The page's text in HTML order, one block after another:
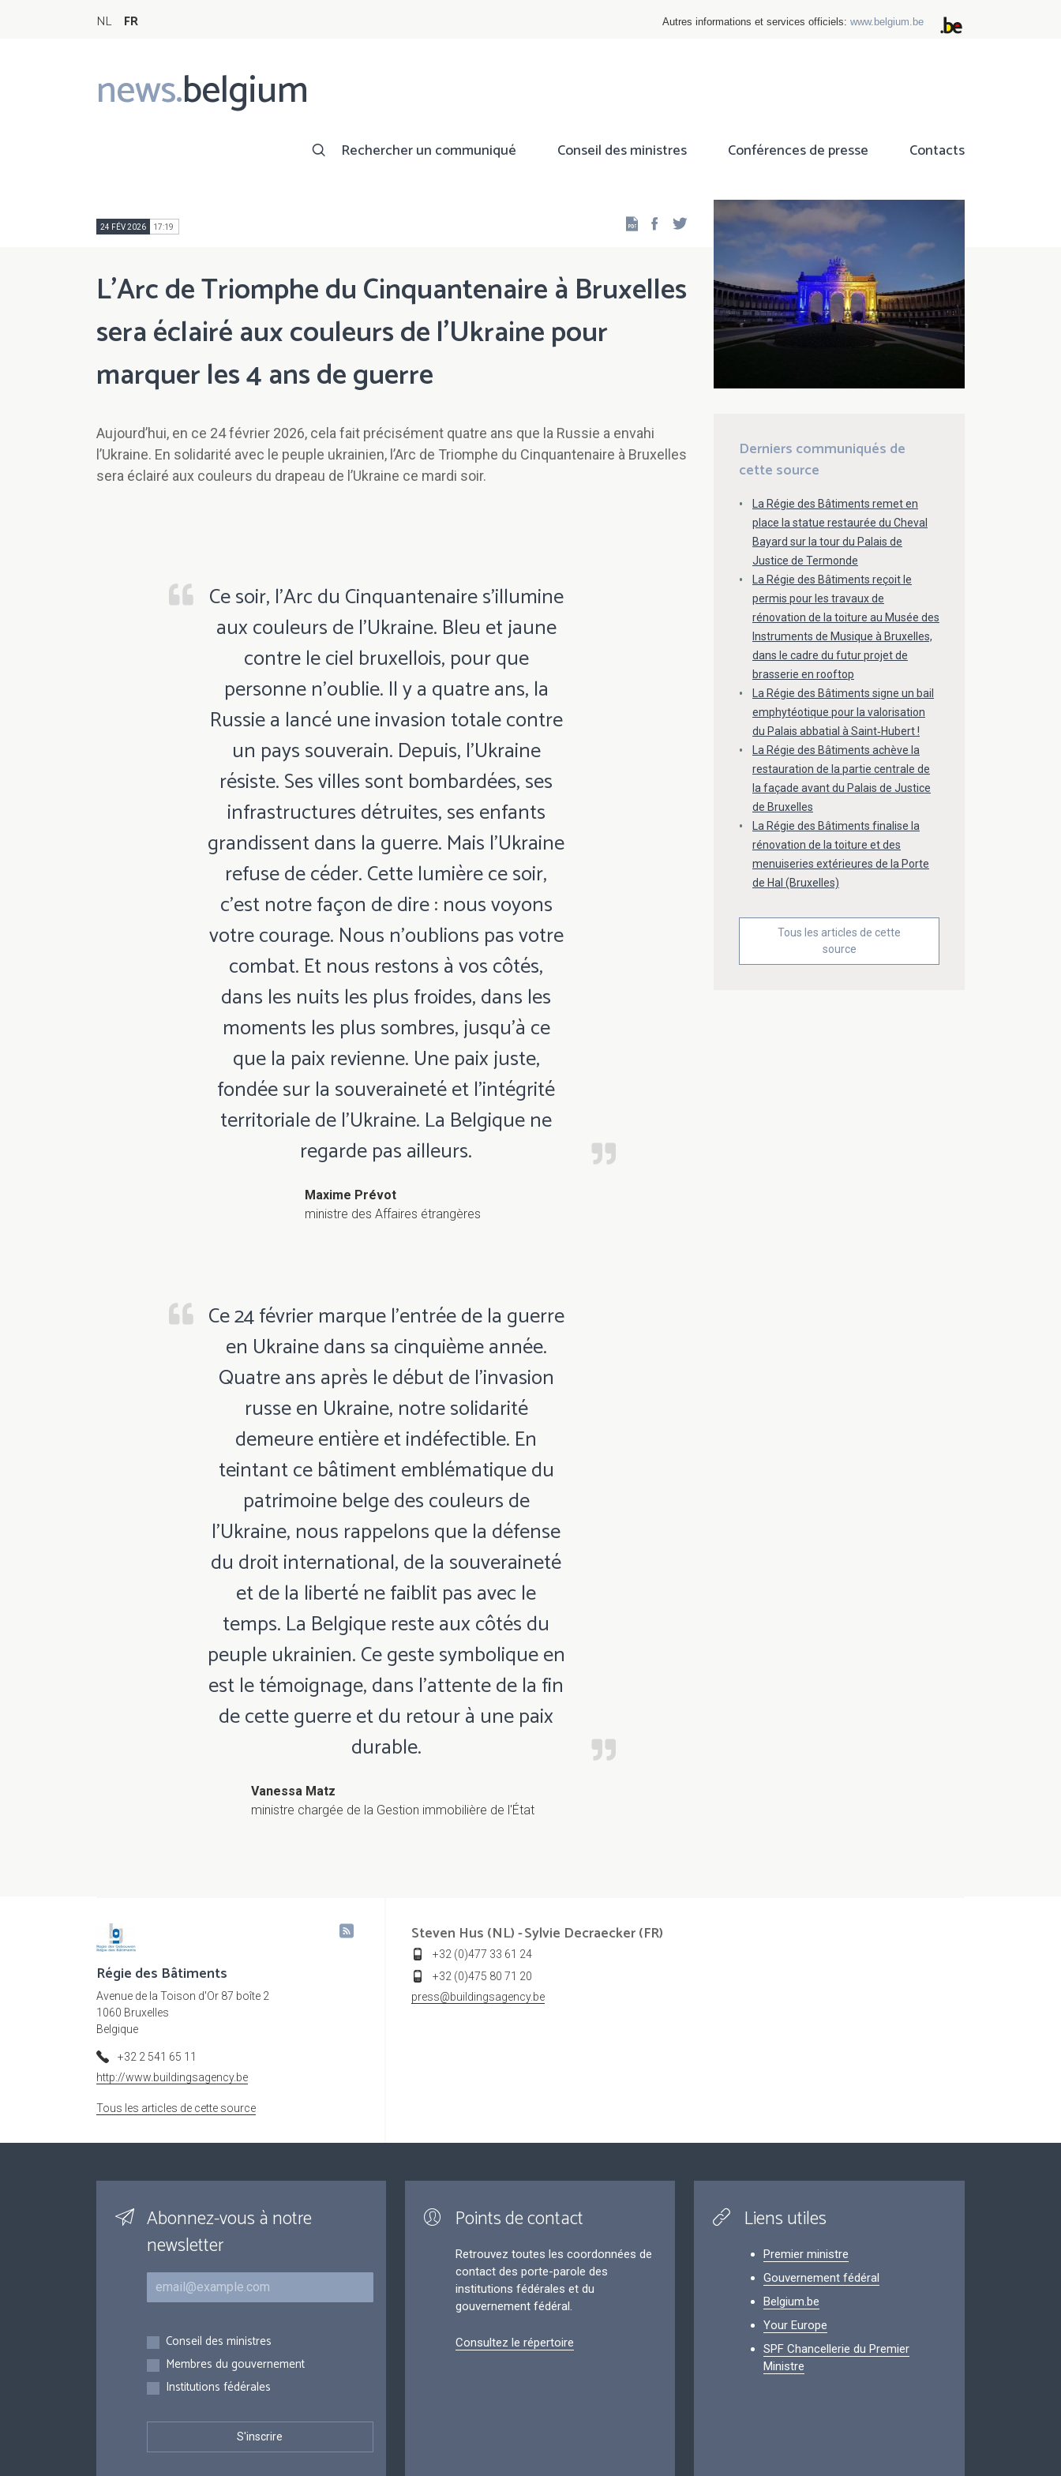
NL FR Autres informations et services officiels: www.belgium.be
news.belgium
Main
navigation
Rechercher un communiqué Conseil des ministres Conférences de presse Contacts
24 FÉV 2026 17:19 Facebook
Twitter
L’Arc de Triomphe du Cinquantenaire à Bruxelles
sera éclairé aux couleurs de l’Ukraine pour
marquer les 4 ans de guerre
Aujourd’hui, en ce 24 février 2026, cela fait précisément quatre ans que la Russie a envahi
l’Ukraine. En solidarité avec le peuple ukrainien, l’Arc de Triomphe du Cinquantenaire à Bruxelles
sera éclairé aux couleurs du drapeau de l’Ukraine ce mardi soir.
Ce soir, l'Arc du Cinquantenaire s'illumine
aux couleurs de l'Ukraine. Bleu et jaune
contre le ciel bruxellois, pour que
personne n'oublie. Il y a quatre ans, la
Russie a lancé une invasion totale contre
un pays souverain. Depuis, l'Ukraine
résiste. Ses villes sont bombardées, ses
infrastructures détruites, ses enfants
grandissent dans la guerre. Mais l'Ukraine
refuse de céder. Cette lumière ce soir,
c'est notre façon de dire : nous voyons
votre courage. Nous n'oublions pas votre
combat. Et nous restons à vos côtés,
dans les nuits les plus froides, dans les
moments les plus sombres, jusqu'à ce
que la paix revienne. Une paix juste,
fondée sur la souveraineté et l'intégrité
territoriale de l'Ukraine. La Belgique ne
regarde pas ailleurs.
Maxime Prévot
ministre des Affaires étrangères
Ce 24 février marque l’entrée de la guerre
en Ukraine dans sa cinquième année.
Quatre ans après le début de l’invasion
russe en Ukraine, notre solidarité
demeure entière et indéfectible. En
teintant ce bâtiment emblématique du
patrimoine belge des couleurs de
l’Ukraine, nous rappelons que la défense
du droit international, de la souveraineté
et de la liberté ne faiblit pas avec le
temps. La Belgique reste aux côtés du
peuple ukrainien. Ce geste symbolique en
est le témoignage, dans l'attente de la fin
de cette guerre et du retour à une paix
durable.
Vanessa Matz
ministre chargée de la Gestion immobilière de l'État
Derniers communiqués de
cette source
La Régie des Bâtiments remet en
place la statue restaurée du Cheval
Bayard sur la tour du Palais de
Justice de Termonde
La Régie des Bâtiments reçoit le
permis pour les travaux de
rénovation de la toiture au Musée des
Instruments de Musique à Bruxelles,
dans le cadre du futur projet de
brasserie en rooftop
La Régie des Bâtiments signe un bail
emphytéotique pour la valorisation
du Palais abbatial à Saint‑Hubert !
La Régie des Bâtiments achève la
restauration de la partie centrale de
la façade avant du Palais de Justice
de Bruxelles
La Régie des Bâtiments finalise la
rénovation de la toiture et des
menuiseries extérieures de la Porte
de Hal (Bruxelles)
Tous les articles de cette
source
Régie des Bâtiments
Avenue de la Toison d'Or 87 boîte 2
1060 Bruxelles
Belgique
+32 2 541 65 11
http://www.buildingsagency.be
Tous les articles de cette source
Steven Hus (NL) -Sylvie Decraecker (FR)
+32 (0)477 33 61 24
+32 (0)475 80 71 20
press@buildingsagency.be
Abonnez-vous à notre
newsletter
Courriel
Inscriptions
Conseil des ministres
Membres du gouvernement
Institutions fédérales
Points de contact
Retrouvez toutes les coordonnées de
contact des porte-parole des
institutions fédérales et du
gouvernement fédéral.
Consultez le répertoire
Liens utiles
Premier ministre
Gouvernement fédéral
Belgium.be
Your Europe
SPF Chancellerie du Premier
Ministre